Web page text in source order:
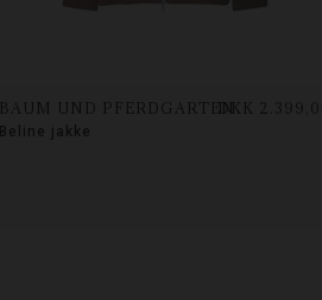
BAUM UND PFERDGARTEN
Beline jakke
DKK